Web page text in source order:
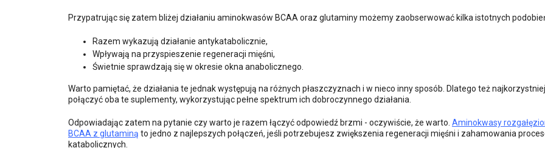
Przypatrując się zatem bliżej działaniu aminokwasów BCAA oraz glutaminy możemy zaobserwować kilka istotnych
Razem wykazują działanie antykatabolicznie,
Wpływają na przyspieszenie regeneracji mięśni,
Świetnie sprawdzają się w okresie okna anabolicznego.
Warto pamiętać, że działania te jednak występują na różnych płaszczyznach i w nieco inny sposób. Dlatego też
połączyć oba te suplementy, wykorzystując pełne spektrum ich dobroczynnego działania.
Odpowiadając zatem na pytanie czy warto je razem łączyć odpowiedź brzmi - oczywiście, że warto. Aminokwasy
BCAA z glutaminą to jedno z najlepszych połączeń, jeśli potrzebujesz zwiększenia regeneracji mięśni i zahamowania
katabolicznych.